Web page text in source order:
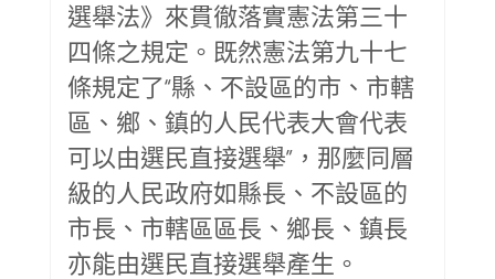
選舉法》來貫徹落實憲法第三十
四條之規定。既然憲法第九十七
條規定了“縣、不設區的市、市轄
區、鄉、鎮的人民代表大會代表
可以由選民直接選舉”，那麼同層
級的人民政府如縣長、不設區的
市長、市轄區區長、鄉長、鎮長
亦能由選民直接選舉產生。